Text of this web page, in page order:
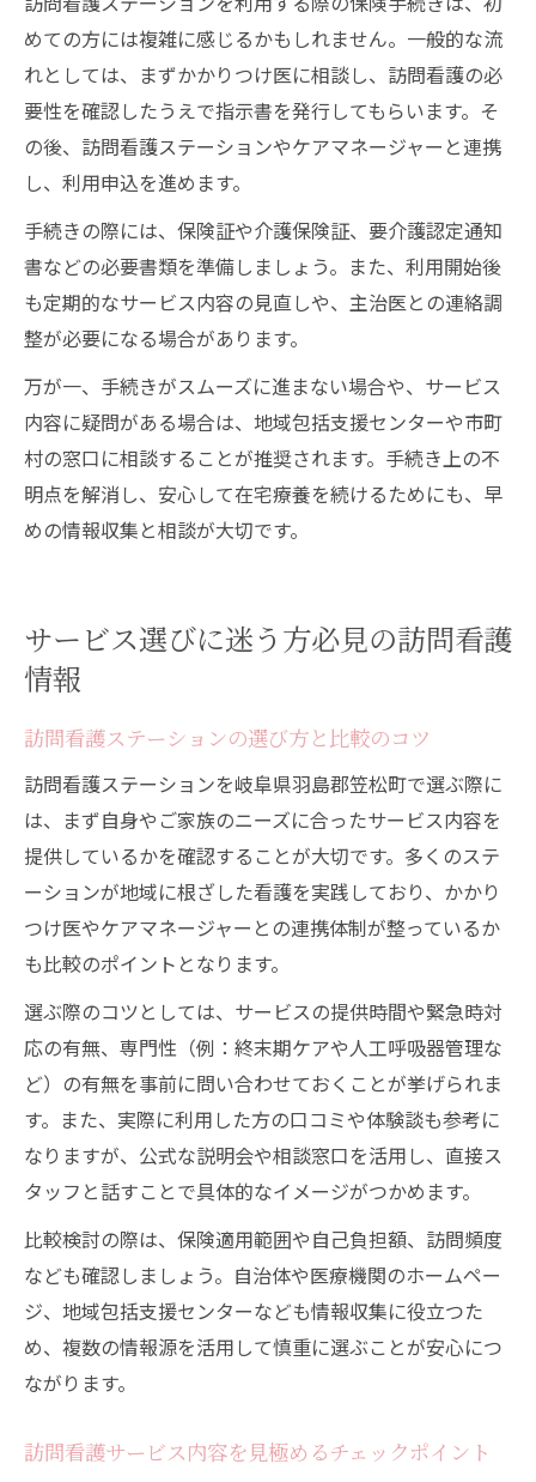
めての方には複雑に感じるかもしれません。一般的な流
れとしては、まずかかりつけ医に相談し、訪問看護の必
要性を確認したうえで指示書を発行してもらいます。そ
の後、訪問看護ステーションやケアマネージャーと連携
し、利用申込を進めます。
手続きの際には、保険証や介護保険証、要介護認定通知
書などの必要書類を準備しましょう。また、利用開始後
も定期的なサービス内容の見直しや、主治医との連絡調
整が必要になる場合があります。
万が一、手続きがスムーズに進まない場合や、サービス
内容に疑問がある場合は、地域包括支援センターや市町
村の窓口に相談することが推奨されます。手続き上の不
明点を解消し、安心して在宅療養を続けるためにも、早
めの情報収集と相談が大切です。
サービス選びに迷う方必見の訪問看護
情報
訪問看護ステーションの選び方と比較のコツ
訪問看護ステーションを岐阜県羽島郡笠松町で選ぶ際に
は、まず自身やご家族のニーズに合ったサービス内容を
提供しているかを確認することが大切です。多くのステ
ーションが地域に根ざした看護を実践しており、かかり
つけ医やケアマネージャーとの連携体制が整っているか
も比較のポイントとなります。
選ぶ際のコツとしては、サービスの提供時間や緊急時対
応の有無、専門性（例：終末期ケアや人工呼吸器管理な
ど）の有無を事前に問い合わせておくことが挙げられま
す。また、実際に利用した方の口コミや体験談も参考に
なりますが、公式な説明会や相談窓口を活用し、直接ス
タッフと話すことで具体的なイメージがつかめます。
比較検討の際は、保険適用範囲や自己負担額、訪問頻度
なども確認しましょう。自治体や医療機関のホームペー
ジ、地域包括支援センターなども情報収集に役立つた
め、複数の情報源を活用して慎重に選ぶことが安心につ
ながります。
訪問看護サービス内容を見極めるチェックポイント